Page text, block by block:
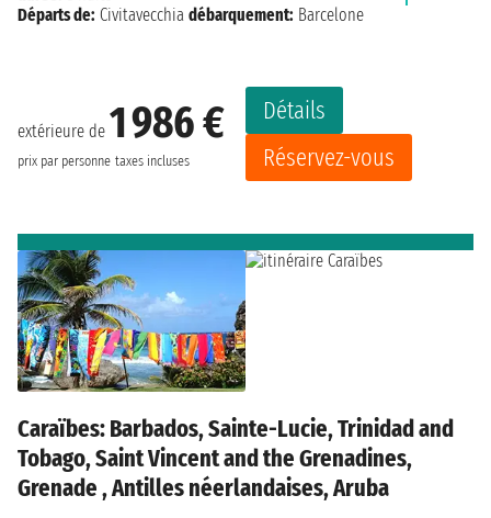
extérieure de 1 986 €
prix par personne taxes incluses
Détails
Réservez-vous
Départs de: Civitavecchia débarquement: Barcelone
Caraïbes: Barbados, Sainte-Lucie, Trinidad and
Tobago, Saint Vincent and the Grenadines,
Grenade , Antilles néerlandaises, Aruba